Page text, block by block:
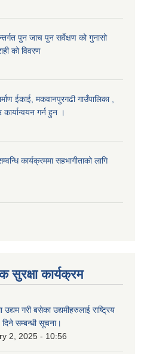
पुन जाच पुन सर्वेक्षण को गुनासो
को विवरण
ईकाई, मकवानपुरगढी गाउँपालिका ,
गर्न हुन ।
कार्यक्रममा सहभागीताको लागि
सुरक्षा कार्यक्रम
गरी बसेका उद्यमीहरुलाई राष्‍ट्रिय
सम्बन्धी सूचना।
2, 2025 - 10:56